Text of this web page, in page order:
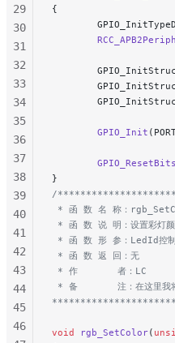
{
        GPIO_Init
        GPIO_ResetBits
}
/
* 函 数 名 称：
* 函 数 说 明：设置彩灯颜
* 函 数 形 参：LedId控
* 函 数 返 回：无
* 作       者：LC
* 备       注：在这里我将绿
void rgb_SetColor(
29
30
31
32
33
34
35
36
37
38
39
40
41
42
43
44
45
46